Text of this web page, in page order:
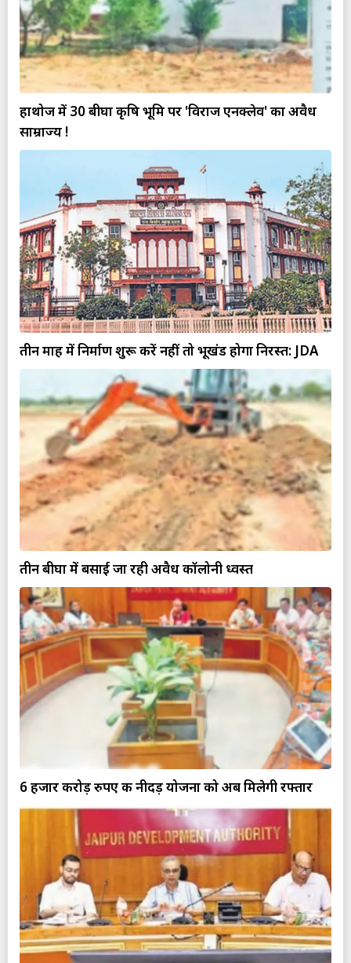
हाथोज में 30 बीघा कृषि भूमि पर 'विराज एनक्लेव' का अवैध
साम्राज्य !
तीन माह में निर्माण शुरू करें नहीं तो भूखंड होगा निरस्त: JDA
तीन बीघा में बसाई जा रही अवैध कॉलोनी ध्वस्त
6 हजार करोड़ रुपए की नीदड़ योजना को अब मिलेगी रफ्तार